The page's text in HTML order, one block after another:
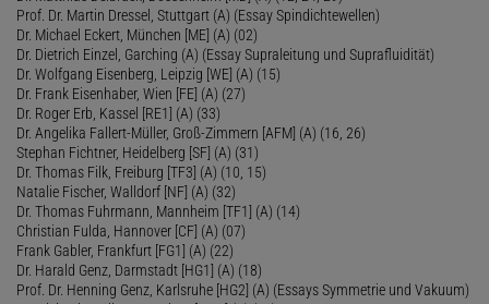
Prof. Dr. Martin Dressel, Stuttgart (A) (Essay Spindichtewellen)
Dr. Michael Eckert, München [ME] (A) (02)
Dr. Dietrich Einzel, Garching (A) (Essay Supraleitung und Suprafluidität)
Dr. Wolfgang Eisenberg, Leipzig [WE] (A) (15)
Dr. Frank Eisenhaber, Wien [FE] (A) (27)
Dr. Roger Erb, Kassel [RE1] (A) (33)
Dr. Angelika Fallert-Müller, Groß-Zimmern [AFM] (A) (16, 26)
Stephan Fichtner, Heidelberg [SF] (A) (31)
Dr. Thomas Filk, Freiburg [TF3] (A) (10, 15)
Natalie Fischer, Walldorf [NF] (A) (32)
Dr. Thomas Fuhrmann, Mannheim [TF1] (A) (14)
Christian Fulda, Hannover [CF] (A) (07)
Frank Gabler, Frankfurt [FG1] (A) (22)
Dr. Harald Genz, Darmstadt [HG1] (A) (18)
Prof. Dr. Henning Genz, Karlsruhe [HG2] (A) (Essays Symmetrie und Vakuum)